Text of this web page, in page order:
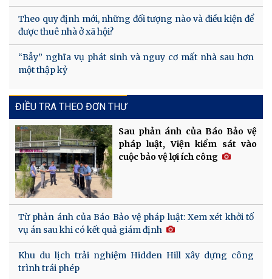
Theo quy định mới, những đối tượng nào và điều kiện để
được thuê nhà ở xã hội?
“Bẫy” nghĩa vụ phát sinh và nguy cơ mất nhà sau hơn
một thập kỷ
ĐIỀU TRA THEO ĐƠN THƯ
Sau phản ánh của Báo Bảo vệ
pháp luật, Viện kiểm sát vào
cuộc bảo vệ lợi ích công
Từ phản ánh của Báo Bảo vệ pháp luật: Xem xét khởi tố
vụ án sau khi có kết quả giám định
Khu du lịch trải nghiệm Hidden Hill xây dựng công
trình trái phép